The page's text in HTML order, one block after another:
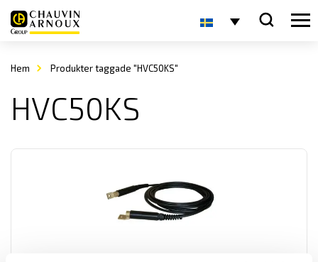
Hem Produkter taggade "HVC50KS"
HVC50KS